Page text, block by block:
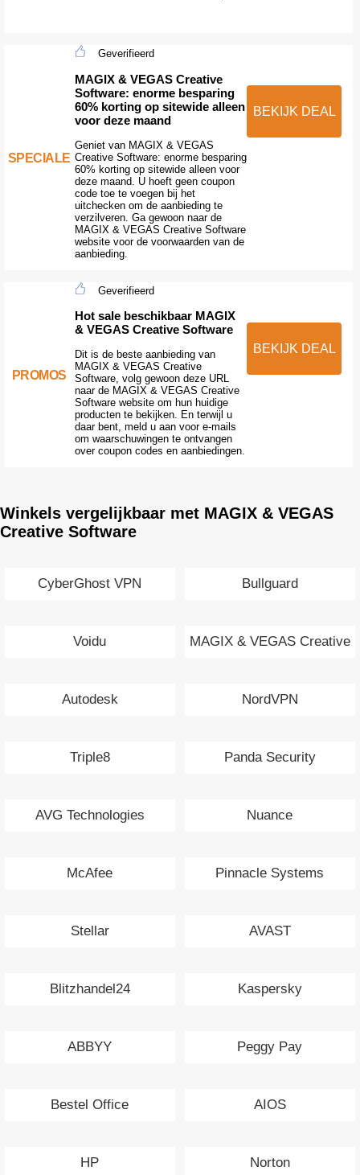
SPECIALE
Geverifieerd
MAGIX & VEGAS Creative
Software: enorme besparing
60% korting op sitewide alleen
voor deze maand
Geniet van MAGIX & VEGAS
Creative Software: enorme besparing
60% korting op sitewide alleen voor
deze maand. U hoeft geen coupon
code toe te voegen bij het
uitchecken om de aanbieding te
verzilveren. Ga gewoon naar de
MAGIX & VEGAS Creative Software
website voor de voorwaarden van de
aanbieding.
BEKIJK DEAL
PROMOS
Geverifieerd
Hot sale beschikbaar MAGIX
& VEGAS Creative Software
Dit is de beste aanbieding van
MAGIX & VEGAS Creative
Software, volg gewoon deze URL
naar de MAGIX & VEGAS Creative
Software website om hun huidige
producten te bekijken. En terwijl u
daar bent, meld u aan voor e-mails
om waarschuwingen te ontvangen
over coupon codes en aanbiedingen.
BEKIJK DEAL
Winkels vergelijkbaar met MAGIX & VEGAS
Creative Software
CyberGhost VPN Bullguard
Voidu MAGIX & VEGAS Creative
Autodesk
NordVPN
Triple8 Panda Security
AVG Technologies Nuance
McAfee Pinnacle Systems
Stellar AVAST
Blitzhandel24 Kaspersky
ABBYY Peggy Pay
Bestel Office AIOS
HP Norton